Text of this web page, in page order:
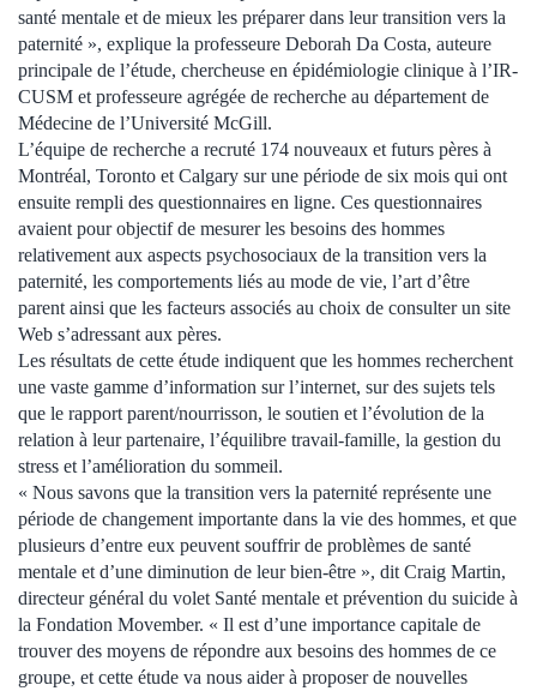
santé mentale et de mieux les préparer dans leur transition vers la
paternité », explique la professeure Deborah Da Costa, auteure
principale de l’étude, chercheuse en épidémiologie clinique à l’IR-
CUSM et professeure agrégée de recherche au département de
Médecine de l’Université McGill.
L’équipe de recherche a recruté 174 nouveaux et futurs pères à
Montréal, Toronto et Calgary sur une période de six mois qui ont
ensuite rempli des questionnaires en ligne. Ces questionnaires
avaient pour objectif de mesurer les besoins des hommes
relativement aux aspects psychosociaux de la transition vers la
paternité, les comportements liés au mode de vie, l’art d’être
parent ainsi que les facteurs associés au choix de consulter un site
Web s’adressant aux pères.
Les résultats de cette étude indiquent que les hommes recherchent
une vaste gamme d’information sur l’internet, sur des sujets tels
que le rapport parent/nourrisson, le soutien et l’évolution de la
relation à leur partenaire, l’équilibre travail-famille, la gestion du
stress et l’amélioration du sommeil.
« Nous savons que la transition vers la paternité représente une
période de changement importante dans la vie des hommes, et que
plusieurs d’entre eux peuvent souffrir de problèmes de santé
mentale et d’une diminution de leur bien-être », dit Craig Martin,
directeur général du volet Santé mentale et prévention du suicide à
la Fondation Movember. « Il est d’une importance capitale de
trouver des moyens de répondre aux besoins des hommes de ce
groupe, et cette étude va nous aider à proposer de nouvelles